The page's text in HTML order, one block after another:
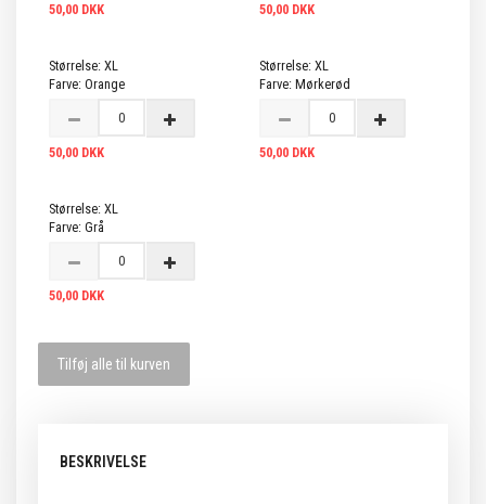
50,00 DKK 50,00 DKK
Størrelse: XL
Farve: Orange
50,00 DKK
Størrelse: XL
Farve: Mørkerød
50,00 DKK
Størrelse: XL
Farve: Grå
50,00 DKK
Tilføj alle til kurven
BESKRIVELSE